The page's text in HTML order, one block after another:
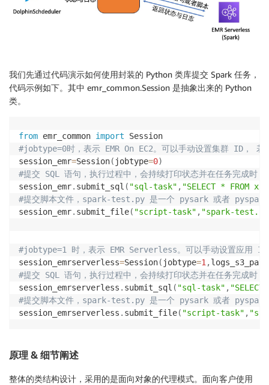
我们先通过代码演示如何使用封装的 Python 类库提交 Spark 任务，
代码示例如下。其中 emr_common.Session 是抽象出来的 Python
类。
from emr_common import
#jobtype=0时，表示 EMR On EC2。可以手动设置集群 ID， 若
session_emr=Session( jobtype=0)
#提交 SQL 语句，执行过程中，会持续打印状态并在任务完成时，
session_emr. submit_sql ( "sql-task" , "SELECT * FROM
#提交脚本文件，spark-test.py 是一个 pysark 或者
session_emr. submit_file( "script-task" , "spark-
#jobtype=1 时，表示 EMR Serverless。可以手动设置应用
session_emrserverless=Session( jobtype=1 ,logs_s3_path
#提交 SQL 语句，执行过程中，会持续打印状态并在任务完成时，
session_emrserverless . submit_sql ( "sql-task" ,
#提交脚本文件，spark-test.py 是一个 pysark 或者
session_emrserverless . submit_file( "script-task" ,
原理 & 细节阐述
整体的类结构设计，采用的是面向对象的代理模式。面向客户使用